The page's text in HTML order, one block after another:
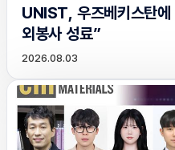
UNIST, 우즈베키스탄에
외봉사 성료”
2026.08.03